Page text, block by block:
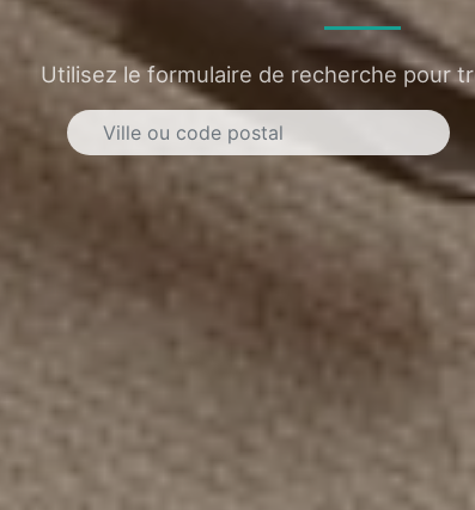
Utilisez le formulaire de recherche pour